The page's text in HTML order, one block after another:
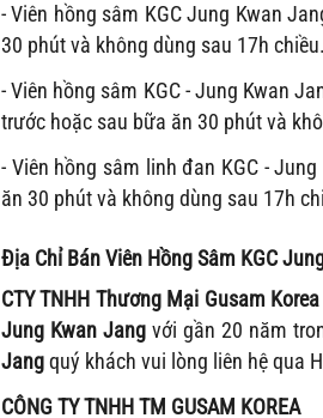
- Viên hồng sâm KGC Jung Kwan
30 phút và không dùng sau 17h chiều.
-Viên hồng sâm KGC - Jung Kwan
trước hoặc sau bữa ăn 30 phút và
- Viên hồng sâm linh đan KGC -
ăn 30 phút và không dùng sau 17h
Địa Chỉ BánViên Hồng Sâm KGC
CTY TNHH Thương Mại Gusam Korea
Jung Kwan Jangvới gần 20 năm
Jangquý khách vui lòng liên hệ qua
CÔNG TY TNHH TM GUSAM KOREA